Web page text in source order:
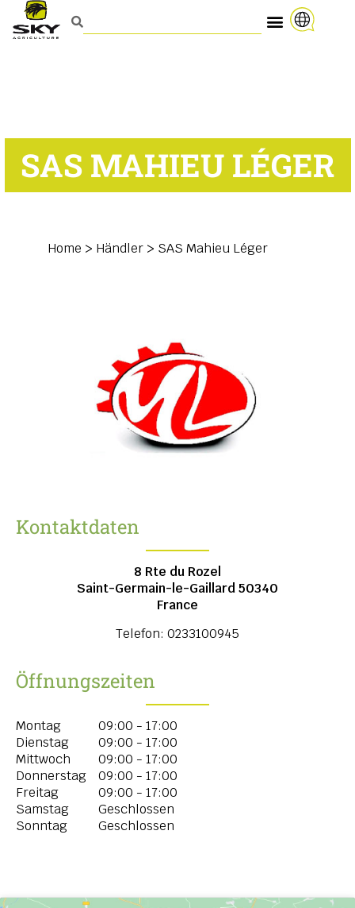
SAS MAHIEU LÉGER
Home > Händler > SAS Mahieu Léger
Kontaktdaten
8 Rte du Rozel
Saint-Germain-le-Gaillard50340
France
Telefon: 0233100945
Öffnungszeiten
Montag
09:00 - 17:00
Dienstag
09:00 - 17:00
Mittwoch
09:00 - 17:00
Donnerstag
09:00 - 17:00
Freitag
09:00 - 17:00
Samstag
Geschlossen
Sonntag
Geschlossen